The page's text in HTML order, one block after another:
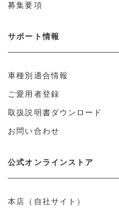
募集要項
サポート情報
車種別適合情報
ご愛用者登録
取扱説明書ダウンロード
お問い合わせ
公式オンラインストア
本店（自社サイト）